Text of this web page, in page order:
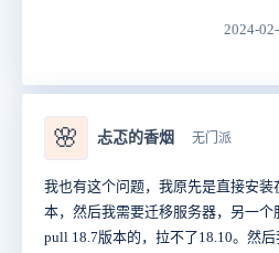
2024-
🌸 忐忑的香烟 无门派
我也有这个问题，我原先是直接安装
本，然后我需要迁移服务器，另一个
pull 18.7版本的，拉不了18.10。然